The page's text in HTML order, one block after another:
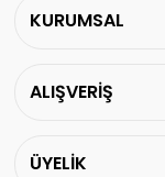
KURUMSAL
ALIŞVERİŞ
ÜYELİK